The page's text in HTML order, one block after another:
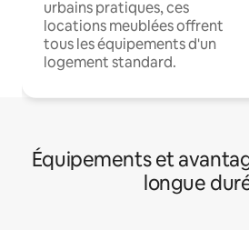
urbains pratiques, ces
locations meublées offrent
tous les équipements d'un
logement standard.
Équipements et
longue